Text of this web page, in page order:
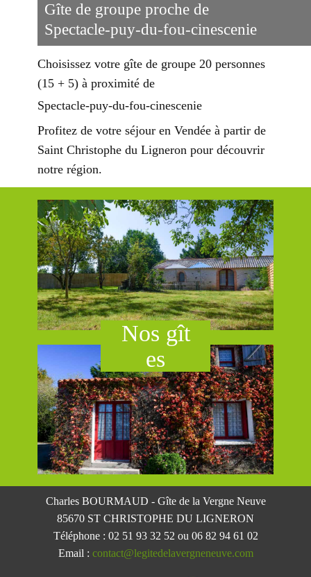
Spectacle-puy-du-fou-cinescenie
Gîte de groupe proche de
Choisissez votre gîte de groupe 20 personnes
(15 + 5) à proximité de
Spectacle-puy-du-fou-cinescenie
Profitez de votre séjour en Vendée à partir de
Saint Christophe du Ligneron pour découvrir
notre région.
Nos g​ît​
es
Charles BOURMAUD - Gîte de la Vergne Neuve
85670 ST CHRISTOPHE DU LIGN​ERON
Téléphone : 02 51 93 32 52 ou 06 82 94 61 02
Email : contact@legitedelavergneneuve.com